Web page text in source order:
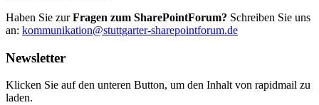
Haben Sie zurFragen zum SharePointForum? Schreiben Sie uns
an: kommunikation@stuttgarter-sharepointforum.de
Newsletter
Klicken Sie auf den unteren Button, um den Inhalt von rapidmail zu
laden.